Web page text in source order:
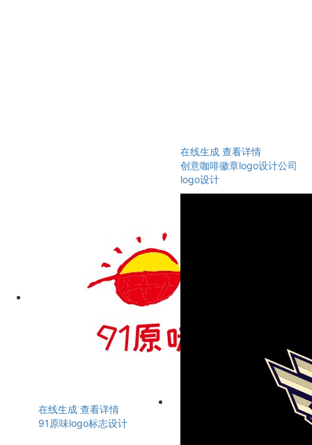
在线生成 查看详情
创意咖啡徽章logo设计公司
logo设计
在线生成 查看详情
91原味logo标志设计